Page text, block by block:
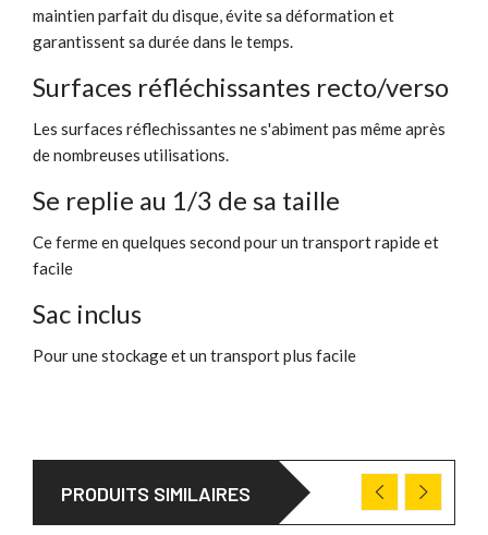
maintien parfait du disque, évite sa déformation et
garantissent sa durée dans le temps.
Surfaces réfléchissantes recto/verso
Les surfaces réflechissantes ne s'abiment pas même après
de nombreuses utilisations.
Se replie au 1/3 de sa taille
Ce ferme en quelques second pour un transport rapide et
facile
Sac inclus
Pour une stockage et un transport plus facile
PRODUITS SIMILAIRES